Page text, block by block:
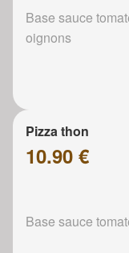
Base sauce
oignons
Pizza thon
10.90 €
Base sauce